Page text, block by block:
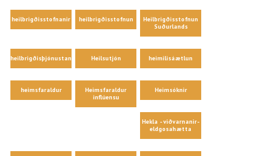
heilbrigðisstofnanir heilbrigðisstofnun
Heilbrigðisstofnun
Suðurlands
heilbrigðisþjónustan Heilsutjón heimilisáætlun
heimsfaraldur
Heimsfaraldur
inflúensu
Heimsóknir
Hekla - viðvarnanir-
eldgosahætta